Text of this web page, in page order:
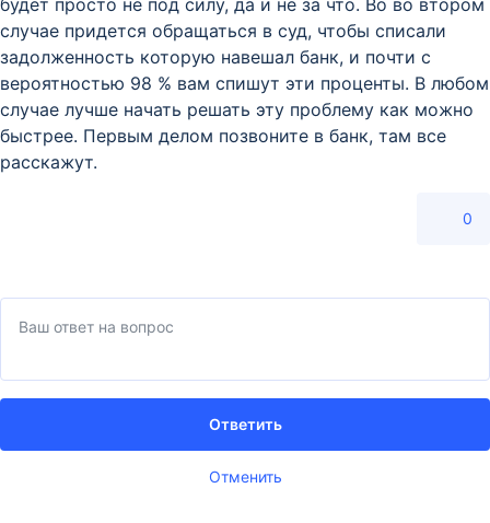
будет просто не под силу, да и не за что. Во во втором
случае придется обращаться в суд, чтобы списали
задолженность которую навешал банк, и почти с
вероятностью 98 % вам спишут эти проценты. В любом
случае лучше начать решать эту проблему как можно
быстрее. Первым делом позвоните в банк, там все
расскажут.
0
Отменить
Ответить